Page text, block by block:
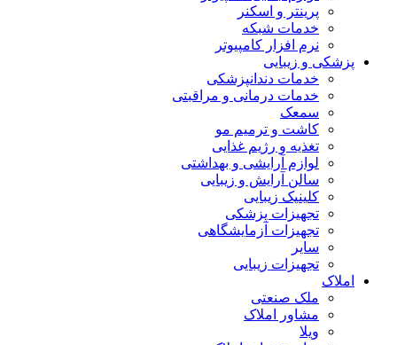
پرینتر و اسکنر
خدمات شبکه
نرم افزار کامپیوتر
پزشکی و زیبایی
خدمات دندانپزشکی
خدمات درمانی و مراقبتی
سمعک
کاشت و ترمیم مو
تغذیه و رژیم غذایی
لوازم آرایشی و بهداشتی
سالن آرایش و زیبایی
کلینیک زیبایی
تجهیزات پزشکی
تجهیزات آزمایشگاهی
سایر
تجهیزات زیبایی
املاک
ملک صنعتی
مشاور املاک
ویلا